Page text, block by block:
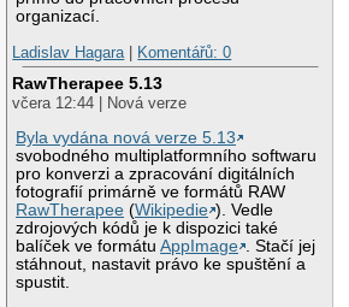
organizací.
Ladislav Hagara
Komentářů: 0
RawTherapee 5.13
včera 12:44 | Nová verze
Byla vydána nová verze 5.13
svobodného multiplatformního softwaru
pro konverzi a zpracování digitálních
fotografií primárně ve formátů RAW
RawTherapee (Wikipedie ). Vedle
zdrojových kódů je k dispozici také
balíček ve formátuAppImage . Stačí jej
stáhnout, nastavit právo ke spuštění a
spustit.